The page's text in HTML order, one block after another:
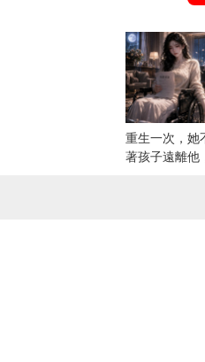
重生一次，她
著孩子遠離他